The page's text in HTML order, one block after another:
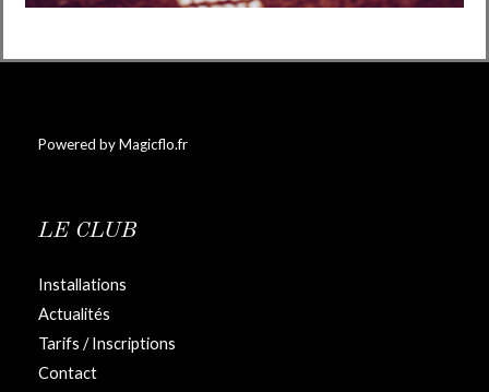
Powered by Magicflo.fr
LE CLUB
Installations
Actualités
Tarifs / Inscriptions
Contact